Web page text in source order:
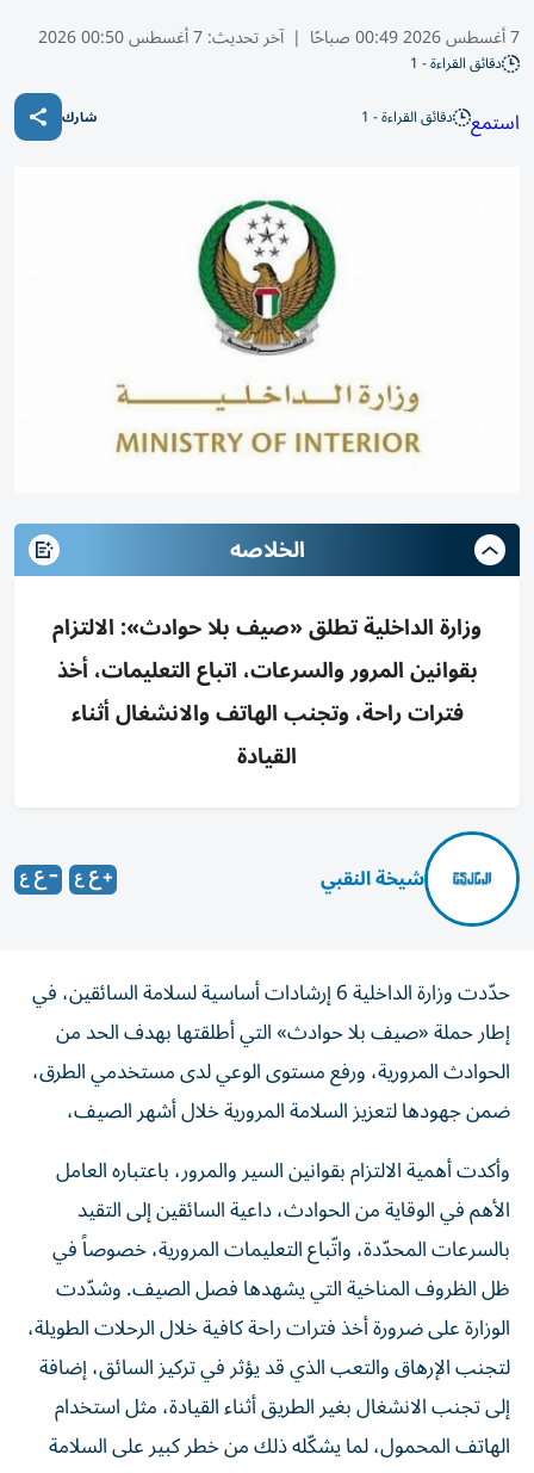
7 أغسطس 2026 00:49 صباحًا | آخر تحديث:7 أغسطس 00:50 2026
دقائق القراءة - 1
استمع دقائق القراءة - 1 شارك
الخلاصه
وزارة الداخلية تطلق «صيف بلا حوادث»: الالتزام
بقوانين المرور والسرعات، اتباع التعليمات، أخذ
فترات راحة، وتجنب الهاتف والانشغال أثناء
القيادة
شيخة النقبي
حدّدت وزارة الداخلية 6 إرشادات أساسية لسلامة السائقين، في
إطار حملة «صيف بلا حوادث» التي أطلقتها بهدف الحد من
الحوادث المرورية، ورفع مستوى الوعي لدى مستخدمي الطرق،
ضمن جهودها لتعزيز السلامة المرورية خلال أشهر الصيف،
وأكدت أهمية الالتزام بقوانين السير والمرور، باعتباره العامل
الأهم في الوقاية من الحوادث، داعية السائقين إلى التقيد
بالسرعات المحدّدة، واتّباع التعليمات المرورية، خصوصاً في
ظل الظروف المناخية التي يشهدها فصل الصيف. وشدّدت
الوزارة على ضرورة أخذ فترات راحة كافية خلال الرحلات الطويلة،
لتجنب الإرهاق والتعب الذي قد يؤثر في تركيز السائق، إضافة
إلى تجنب الانشغال بغير الطريق أثناء القيادة، مثل استخدام
الهاتف المحمول، لما يشكّله ذلك من خطر كبير على السلامة